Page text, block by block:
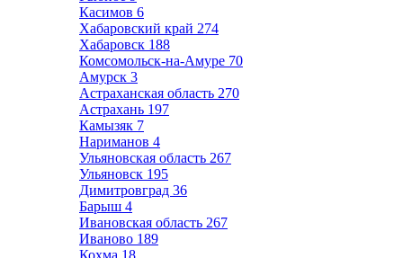
Касимов 6
Хабаровский край 274
Хабаровск 188
Комсомольск-на-Амуре 70
Амурск 3
Астраханская область 270
Астрахань 197
Камызяк 7
Нариманов 4
Ульяновская область 267
Ульяновск 195
Димитровград 36
Барыш 4
Ивановская область 267
Иваново 189
Кохма 18